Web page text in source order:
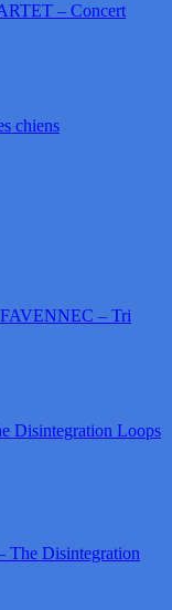
– Concert
chiens
– Tri
Disintegration Loops
Disintegration